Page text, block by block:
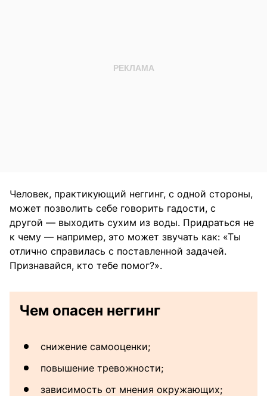
Человек, практикующий неггинг, с одной стороны,
может позволить себе говорить гадости, с
другой — выходить сухим из воды. Придраться не
к чему — например, это может звучать как: «Ты
отлично справилась с поставленной задачей.
Признавайся, кто тебе помог?».
Чем опасен неггинг
снижение самооценки;
повышение тревожности;
зависимость от мнения окружающих;